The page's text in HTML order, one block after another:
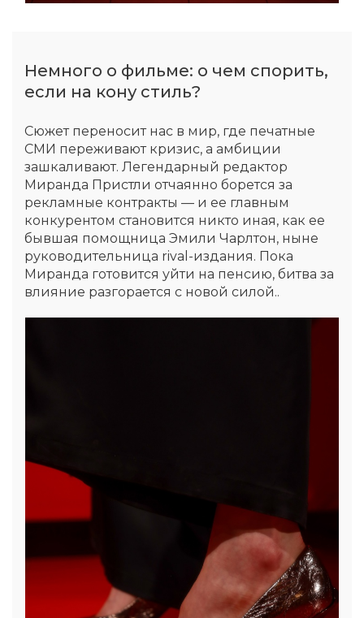
Немного о фильме: о чем спорить,
если на кону стиль?
Сюжет переносит нас в мир, где печатные
СМИ переживают кризис, а амбиции
зашкаливают. Легендарный редактор
Миранда Пристли отчаянно борется за
рекламные контракты — и ее главным
конкурентом становится никто иная, как ее
бывшая помощница Эмили Чарлтон, ныне
руководительница rival-издания. Пока
Миранда готовится уйти на пенсию, битва за
влияние разгорается с новой силой..